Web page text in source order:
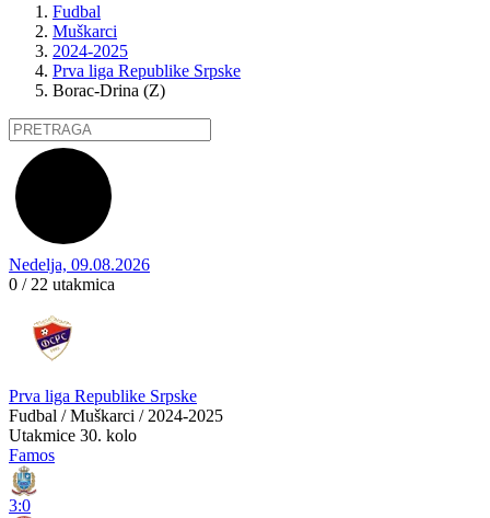
Fudbal
Muškarci
2024-2025
Prva liga Republike Srpske
Borac-Drina (Z)
Nedelja, 09.08.2026
0 / 22 utakmica
Prva liga Republike Srpske
Fudbal / Muškarci / 2024-2025
Utakmice 30. kolo
Famos
3:0